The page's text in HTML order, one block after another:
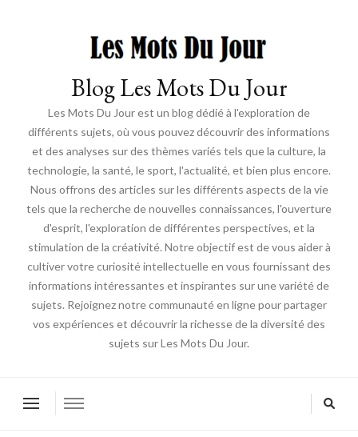
Blog Les Mots Du Jour
Les Mots Du Jour est un blog dédié à l'exploration de
différents sujets, où vous pouvez découvrir des informations
et des analyses sur des thèmes variés tels que la culture, la
technologie, la santé, le sport, l'actualité, et bien plus encore.
Nous offrons des articles sur les différents aspects de la vie
tels que la recherche de nouvelles connaissances, l'ouverture
d'esprit, l'exploration de différentes perspectives, et la
stimulation de la créativité. Notre objectif est de vous aider à
cultiver votre curiosité intellectuelle en vous fournissant des
informations intéressantes et inspirantes sur une variété de
sujets. Rejoignez notre communauté en ligne pour partager
vos expériences et découvrir la richesse de la diversité des
sujets sur Les Mots Du Jour.